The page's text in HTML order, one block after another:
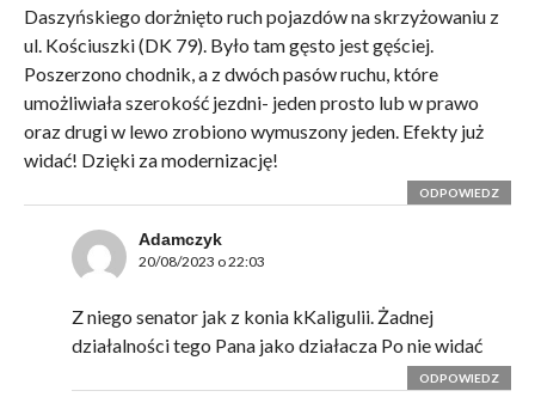
Daszyńskiego dorżnięto ruch pojazdów na skrzyżowaniu z
ul. Kościuszki (DK 79). Było tam gęsto jest gęściej.
Poszerzono chodnik, a z dwóch pasów ruchu, które
umożliwiała szerokość jezdni- jeden prosto lub w prawo
oraz drugi w lewo zrobiono wymuszony jeden. Efekty już
widać! Dzięki za modernizację!
ODPOWIEDZ
Adamczyk
20/08/2023 o 22:03
Z niego senator jak z konia kKaligulii. Żadnej
działalności tego Pana jako działacza Po nie widać
ODPOWIEDZ